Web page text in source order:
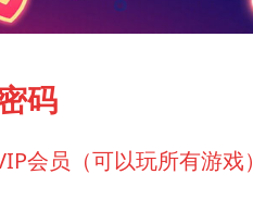
码
会员（可以玩所有游